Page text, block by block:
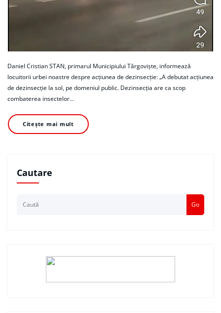
Daniel Cristian STAN, primarul Municipiului Târgoviște, informează
locuitorii urbei noastre despre acțiunea de dezinsecție: „A debutat acțiunea
de dezinsecție la sol, pe domeniul public. Dezinsecția are ca scop
combaterea insectelor…
Citește mai mult
Cautare
Go